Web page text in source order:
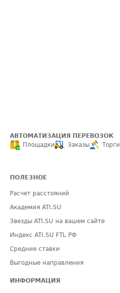
АВТОМАТИЗАЦИЯ ПЕРЕВОЗОК
Площадки
Заказы Торги
ПОЛЕЗНОЕ
Расчет расстояний
Академия ATI.SU
Звезды ATI.SU на вашем сайте
Индекс ATI.SU FTL РФ
Средние ставки
Выгодные направления
ИНФОРМАЦИЯ